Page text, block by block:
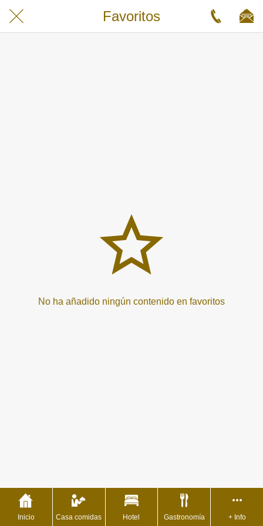
Favoritos
No ha añadido ningún contenido en favoritos
Inicio Casa comidas Hotel Gastronomía + Info